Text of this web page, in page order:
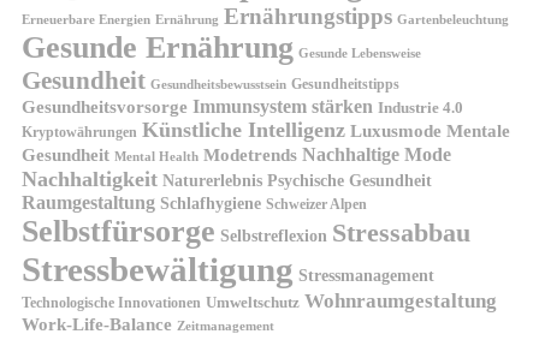
Erneuerbare Energien Ernährung Ernährungstipps Gartenbeleuchtung
Gesunde Ernährung Gesunde Lebensweise
Gesundheit Gesundheitsbewusstsein Gesundheitstipps
Gesundheitsvorsorge Immunsystem stärken Industrie 4.0
Kryptowährungen Künstliche Intelligenz Luxusmode Mentale
Gesundheit Mental Health Modetrends Nachhaltige Mode
Nachhaltigkeit Naturerlebnis Psychische Gesundheit
Raumgestaltung Schlafhygiene Schweizer Alpen
Selbstfürsorge Selbstreflexion Stressabbau
Stressbewältigung Stressmanagement
Technologische Innovationen Umweltschutz Wohnraumgestaltung
Work-Life-Balance Zeitmanagement